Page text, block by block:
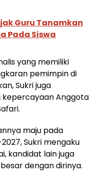
Guru Tanamkan
Pada Siswa
yang memiliki
pemimpin di
Sukri juga
kepercayaan Anggota
maju pada
Sukri mengaku
kandidat lain juga
dengan dirinya.